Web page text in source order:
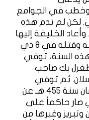
وخطب في الجوامع
لكن لم تدم هذه
الخليفة إليها
وحارب البساسيري حتى قبض عليه وقتله في 8 ذي
من هذه السنة، توفي
طغرل بك صاحب
ثم توفي
طغرل بك في ليلة الجمعة 8 رمضان سنة 455 هـ عن
صار حاكماً على
وتبريز وغيرها من